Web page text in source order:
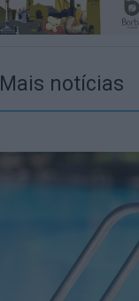
Mais notícias